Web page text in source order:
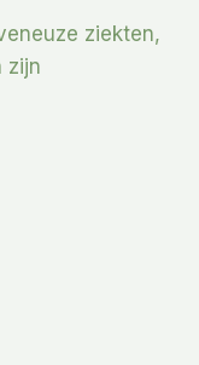
ziekten,
zijn